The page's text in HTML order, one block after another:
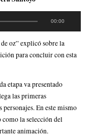
00:00
oz” explicó sobre la
para concluir con esta
etapa va presentado
las primeras
En este mismo
la selección del
animación.